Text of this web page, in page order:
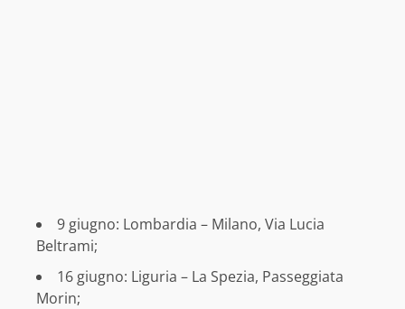
9 giugno: Lombardia – Milano, Via Lucia
Beltrami;
16 giugno: Liguria – La Spezia, Passeggiata
Morin;